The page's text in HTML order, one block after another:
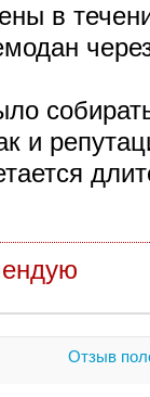
в
и
Отзыв